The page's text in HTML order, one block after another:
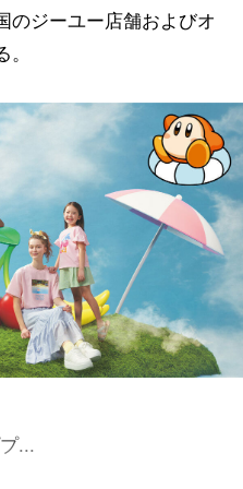
のジーユー店舗およびオ
...